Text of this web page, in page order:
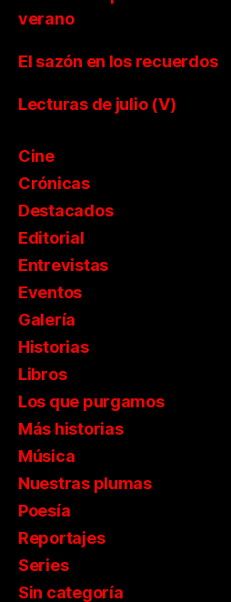
verano
El sazón en los recuerdos
Lecturas de julio (V)
Cine
Crónicas
Destacados
Editorial
Entrevistas
Eventos
Galería
Historias
Libros
Los que purgamos
Más historias
Música
Nuestras plumas
Poesía
Reportajes
Series
Sin categoría